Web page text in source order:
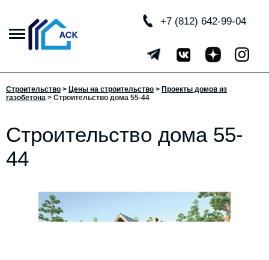
+7 (812) 642-99-04
Строительство > Цены на строительство > Проекты домов из
газобетона > Строительство дома 55-44
Строительство дома 55-
44